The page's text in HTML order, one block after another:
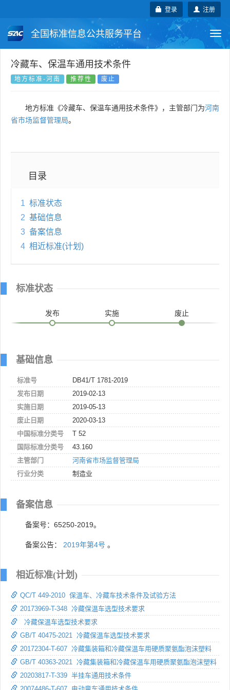
注册
登录
全国标准信息公共服务平台
国家标准 行业标准
国外标准 技术委员会
冷藏车、保温车通用技术条件
地方标准-河南 推荐性 废止
地方标准《冷藏车、保温车通用技术条件》，主管部门为河南
省市场监督管理局。
目录
1 标准状态
2 基础信息
3 备案信息
4 相近标准(计划)
标准状态
发布 实施 废止
基础信息
标准号
DB41/T 1781-2019
发布日期
2019-02-13
实施日期
2019-05-13
废止日期
2020-03-13
中国标准分类号
T 52
国际标准分类号
43.160
主管部门
河南省市场监督管理局
行业分类
制造业
备案信息
备案号：65250-2019。
备案公告： 2019年第4号 。
相近标准(计划)
QC/T 449-2010 保温车、冷藏车技术条件及试验方法
20173969-T-348 冷藏保温车选型技术要求
冷藏保温车选型技术要求
GB/T 40475-2021 冷藏保温车选型技术要求
20172304-T-607 冷藏集装箱和冷藏保温车用硬质聚氨酯泡沫塑料
GB/T 40363-2021 冷藏集装箱和冷藏保温车用硬质聚氨酯泡沫塑料
20203817-T-339 半挂车通用技术条件